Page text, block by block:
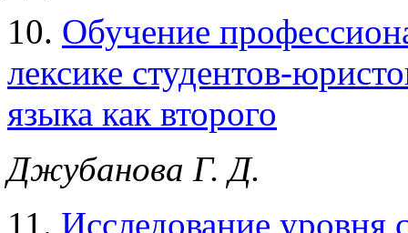
10. Обучение
лексике студентов-
языка как второго
Джубанова Г. Д.
11. Исследование